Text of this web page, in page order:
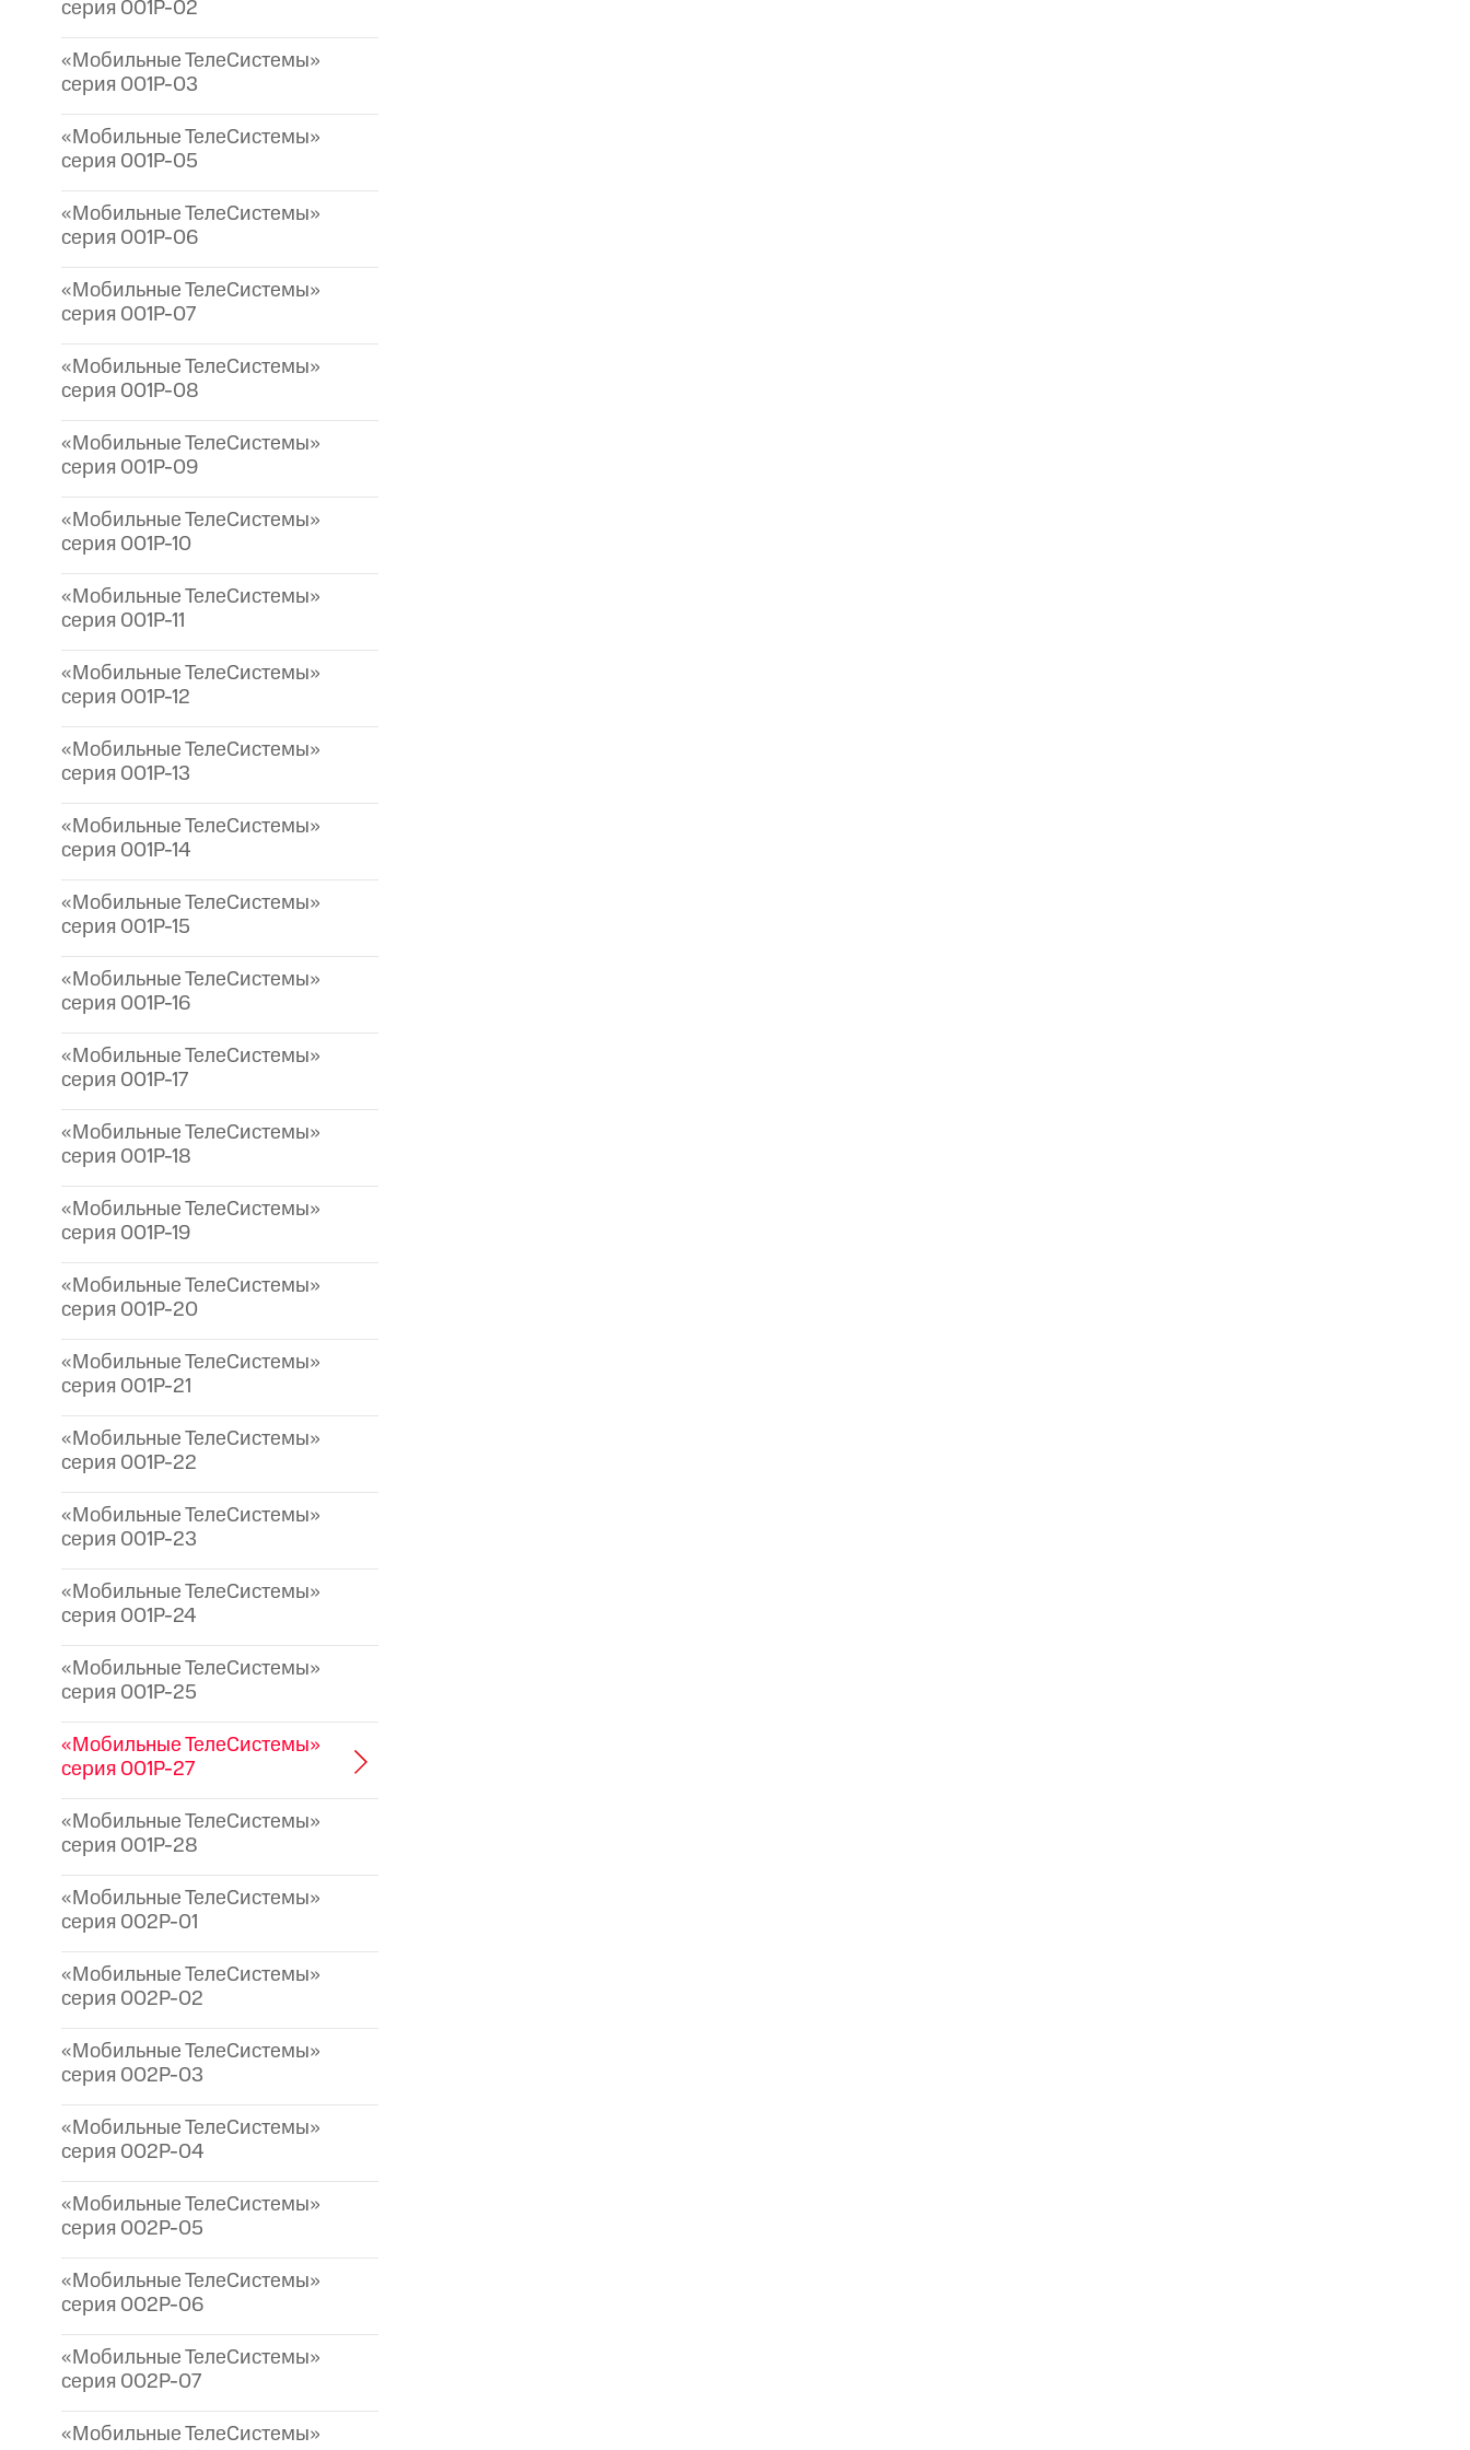
серия 001P-02
«Мобильные ТелеСистемы»
серия 001P-03
«Мобильные ТелеСистемы»
серия 001P-05
«Мобильные ТелеСистемы»
серия 001P-06
«Мобильные ТелеСистемы»
серия 001P-07
«Мобильные ТелеСистемы»
серия 001P-08
«Мобильные ТелеСистемы»
серия 001P-09
«Мобильные ТелеСистемы»
серия 001P-10
«Мобильные ТелеСистемы»
серия 001P-11
«Мобильные ТелеСистемы»
серия 001P-12
«Мобильные ТелеСистемы»
серия 001P-13
«Мобильные ТелеСистемы»
серия 001P-14
«Мобильные ТелеСистемы»
серия 001P-15
«Мобильные ТелеСистемы»
серия 001P-16
«Мобильные ТелеСистемы»
серия 001P-17
«Мобильные ТелеСистемы»
серия 001P-18
«Мобильные ТелеСистемы»
серия 001P-19
«Мобильные ТелеСистемы»
серия 001P-20
«Мобильные ТелеСистемы»
серия 001P-21
«Мобильные ТелеСистемы»
серия 001P-22
«Мобильные ТелеСистемы»
серия 001P-23
«Мобильные ТелеСистемы»
серия 001P-24
«Мобильные ТелеСистемы»
серия 001P-25
«Мобильные ТелеСистемы»
серия 001P-27
«Мобильные ТелеСистемы»
серия 001P-28
«Мобильные ТелеСистемы»
серия 002P-01
«Мобильные ТелеСистемы»
серия 002P-02
«Мобильные ТелеСистемы»
серия 002P-03
«Мобильные ТелеСистемы»
серия 002P-04
«Мобильные ТелеСистемы»
серия 002P-05
«Мобильные ТелеСистемы»
серия 002P-06
«Мобильные ТелеСистемы»
серия 002P-07
«Мобильные ТелеСистемы»